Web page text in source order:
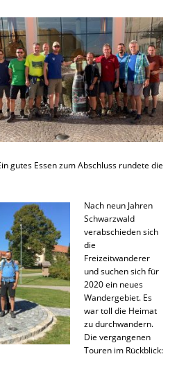
gutes Essen zum Abschluss rundete die
Nach neun Jahren
Schwarzwald
verabschieden sich
die
Freizeitwanderer
und suchen sich für
2020 ein neues
Wandergebiet. Es
war toll die Heimat
zu durchwandern.
Die vergangenen
Touren im Rückblick: